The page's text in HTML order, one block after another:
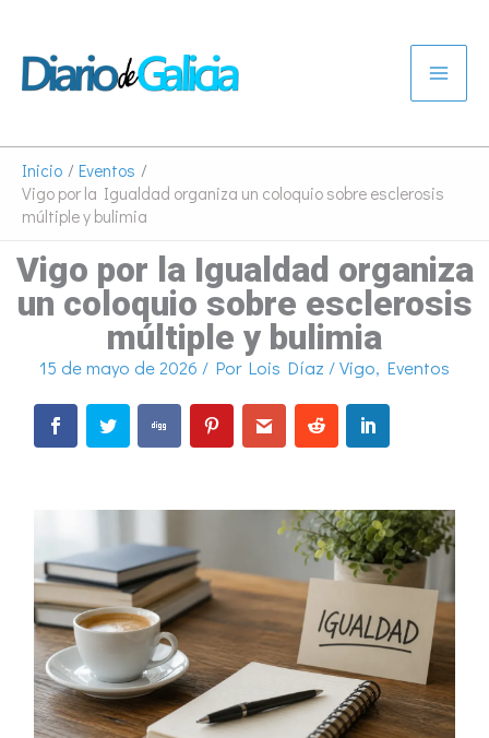
contenido
Inicio
Eventos
Vigo por la Igualdad organiza un coloquio sobre esclerosis
múltiple y bulimia
Vigo por la Igualdad organiza
un coloquio sobre esclerosis
múltiple y bulimia
15 de mayo de 2026 / Por Lois Díaz /Vigo, Eventos